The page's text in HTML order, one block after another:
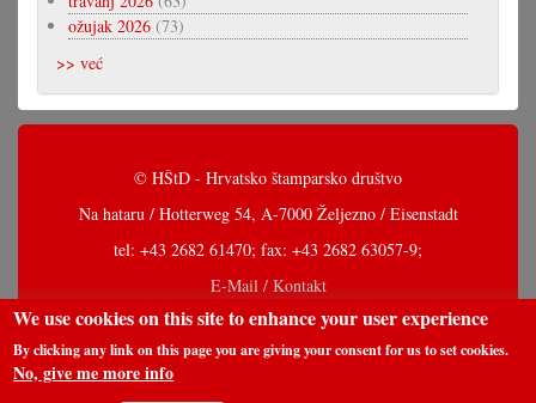
ožujak 2026 (73)
>> već
© HŠtD - Hrvatsko štamparsko društvo
Na hataru / Hotterweg 54, A-7000 Željezno / Eisenstadt
tel: +43 2682 61470; fax: +43 2682 63057-9;
E-Mail / Kontakt
We use cookies on this site to enhance your user experience
By clicking any link on this page you are giving your consent for us to set cookies.
No, give me more info